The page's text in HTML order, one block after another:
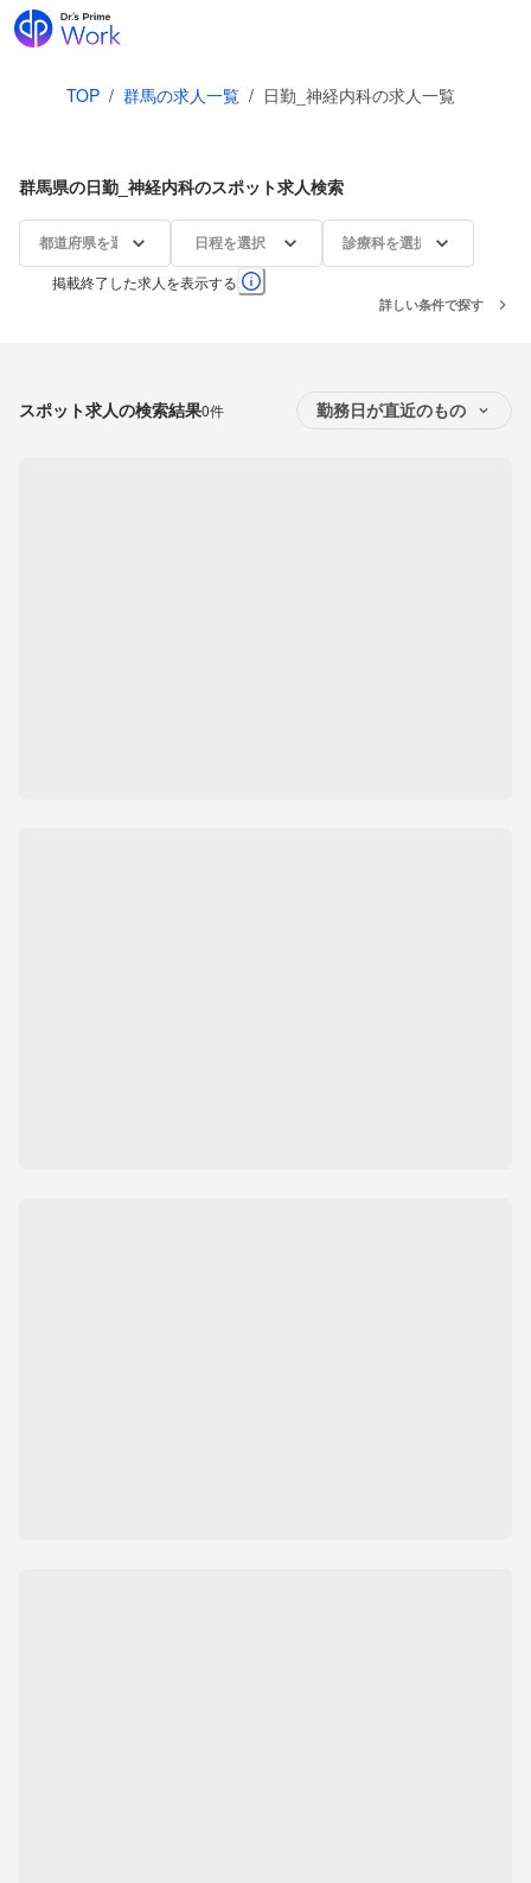
TOP / 群馬の求人一覧 / 日勤_神経内科の求人一覧
群馬県の日勤_神経内科のスポット求人検索
都道府県を選択 日程を選択 診療科を選択
掲載終了した求人を表示する
詳しい条件で探す
スポット求人の検索結果0件 勤務日が直近のもの